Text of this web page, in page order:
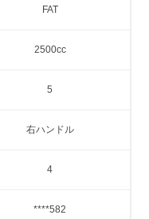
FAT
2500cc
5
右ハンドル
4
****582